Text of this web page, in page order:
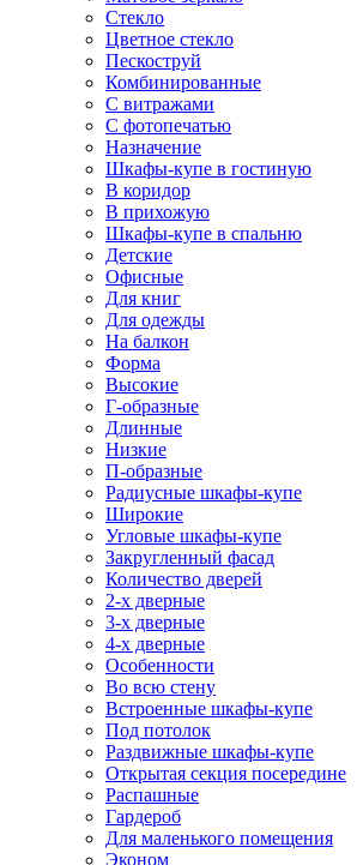
Стекло
Цветное стекло
Пескоструй
Комбинированные
С витражами
С фотопечатью
Назначение
Шкафы-купе в гостиную
В коридор
В прихожую
Шкафы-купе в спальню
Детские
Офисные
Для книг
Для одежды
На балкон
Форма
Высокие
Г-образные
Длинные
Низкие
П-образные
Радиусные шкафы-купе
Широкие
Угловые шкафы-купе
Закругленный фасад
Количество дверей
2-х дверные
3-х дверные
4-х дверные
Особенности
Во всю стену
Встроенные шкафы-купе
Под потолок
Раздвижные шкафы-купе
Открытая секция посередине
Распашные
Гардероб
Для маленького помещения
Эконом